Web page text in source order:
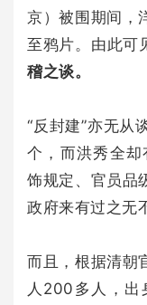
京）被围期间，
至鸦片。由此可
稽之谈。
“反封建”亦无从
个，而洪秀全
饰规定、官员品
政府来有过之无
而且，根据清朝
人200多人，出